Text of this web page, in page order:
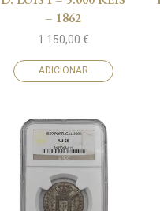
– 1862
1 150,00 €
ADICIONAR